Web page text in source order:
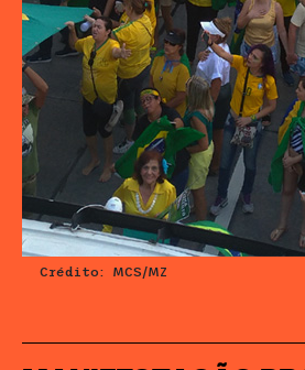
Crédito: MCS/MZ